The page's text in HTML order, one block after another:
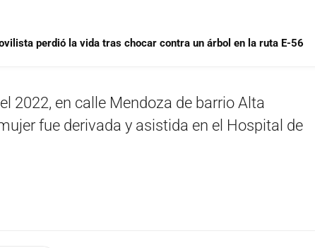
perdió la vida tras chocar contra un árbol en la ruta E-56
2022, en calle Mendoza de barrio Alta
fue derivada y asistida en el Hospital de